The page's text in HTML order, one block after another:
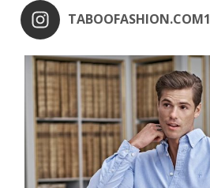
TABOOFASHION.COM1